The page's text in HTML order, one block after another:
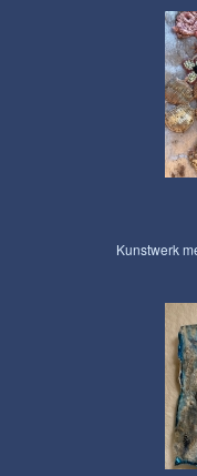
Kunstwerk